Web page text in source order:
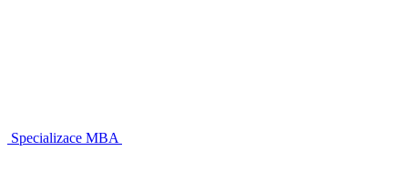
Specializace MBA